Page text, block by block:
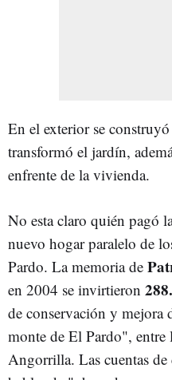
En el exterior se
transformó el jardín,
enfrente de la vivienda.
No esta claro quién pagó
nuevo hogar paralelo de
Pardo. La memoria de
en 2004 se invirtieron
de conservación y mejora
monte de El Pardo", entre
Angorrilla. Las cuentas de